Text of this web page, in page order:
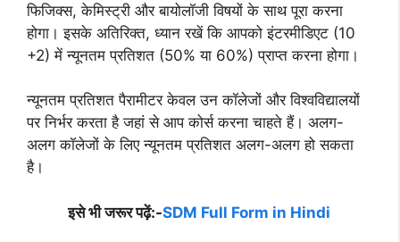
फिजिक्स, केमिस्ट्री और बायोलॉजी विषयों के साथ पूरा करना
होगा। इसके अतिरिक्त, ध्यान रखें कि आपको इंटरमीडिएट (10
+2) में न्यूनतम प्रतिशत (50% या 60%) प्राप्त करना होगा।
न्यूनतम प्रतिशत पैरामीटर केवल उन कॉलेजों और विश्वविद्यालयों
पर निर्भर करता है जहां से आप कोर्स करना चाहते हैं। अलग-
अलग कॉलेजों के लिए न्यूनतम प्रतिशत अलग-अलग हो सकता
है।
इसे भी जरूर पढ़ें:-SDM Full Form in Hindi